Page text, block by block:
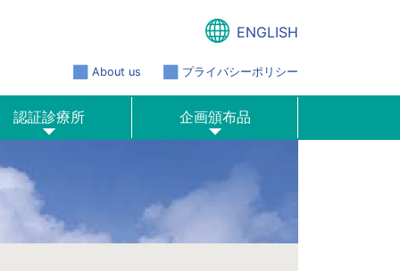
ENGLISH
About us プライバシーポリシー
認証診療所 企画頒布品